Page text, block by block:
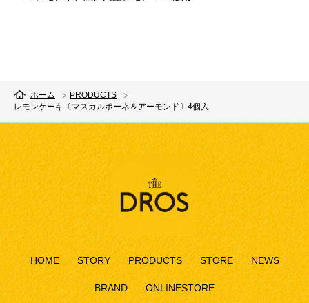
ホーム
PRODUCTS
レモンケーキ〔マスカルポーネ＆アーモンド〕4個入
HOME STORY PRODUCTS STORE NEWS
BRAND ONLINESTORE